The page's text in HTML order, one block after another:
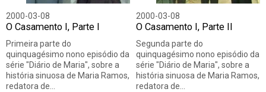
2000-03-08
O Casamento I, Parte I
Primeira parte do
quinquagésimo nono episódio da
série "Diário de Maria", sobre a
história sinuosa de Maria Ramos,
redatora de…
2000-03-08
O Casamento I, Parte II
Segunda parte do
quinquagésimo nono episódio da
série "Diário de Maria", sobre a
história sinuosa de Maria Ramos,
redatora de…